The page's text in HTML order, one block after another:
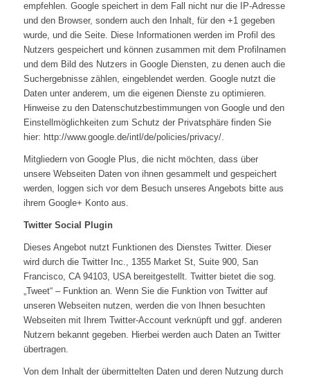
empfehlen. Google speichert in dem Fall nicht nur die IP-Adresse
und den Browser, sondern auch den Inhalt, für den +1 gegeben
wurde, und die Seite. Diese Informationen werden im Profil des
Nutzers gespeichert und können zusammen mit dem Profilnamen
und dem Bild des Nutzers in Google Diensten, zu denen auch die
Suchergebnisse zählen, eingeblendet werden. Google nutzt die
Daten unter anderem, um die eigenen Dienste zu optimieren.
Hinweise zu den Datenschutzbestimmungen von Google und den
Einstellmöglichkeiten zum Schutz der Privatsphäre finden Sie
hier: http://www.google.de/intl/de/policies/privacy/.
Mitgliedern von Google Plus, die nicht möchten, dass über
unsere Webseiten Daten von ihnen gesammelt und gespeichert
werden, loggen sich vor dem Besuch unseres Angebots bitte aus
ihrem Google+ Konto aus.
Twitter Social Plugin
Dieses Angebot nutzt Funktionen des Dienstes Twitter. Dieser
wird durch die Twitter Inc., 1355 Market St, Suite 900, San
Francisco, CA 94103, USA bereitgestellt. Twitter bietet die sog.
„Tweet“ – Funktion an. Wenn Sie die Funktion von Twitter auf
unseren Webseiten nutzen, werden die von Ihnen besuchten
Webseiten mit Ihrem Twitter-Account verknüpft und ggf. anderen
Nutzern bekannt gegeben. Hierbei werden auch Daten an Twitter
übertragen.
Von dem Inhalt der übermittelten Daten und deren Nutzung durch